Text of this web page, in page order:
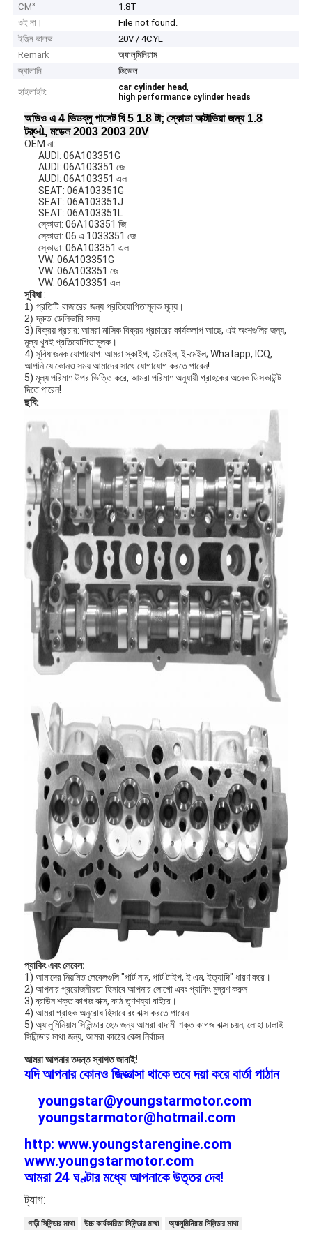
বাড়ি
পণ্য
ভিডিও
আমাদের সম্বন্ধে
কারখানা পরিদর্শন
গুণমান নিয়ন্ত্রণ
আমাদের সাথে যোগাযোগ
এখন চ্যাট
ইঞ্জিন সিলিন্ডার ব্লক
সম্পূর্ণ সিলিন্ডার হেড
ইঞ্জিন ক্র্যাংকশফ্ট
CM³
1.8T
ওই না।
File not found.
ইঞ্জিন ভালভ
20V / 4CYL
Remark
অ্যালুমিনিয়াম
জ্বালানি
ডিজেল
হাইলাইট:
car cylinder head,
high performance cylinder heads
অডিও এ 4 ভিডব্লু পাসেট বি 5 1.8 টা; স্কোডা অক্টাভিয়া জন্য 1.8
টর্બો, মডেল 2003 2003 20V
OEM না:
AUDI: 06A103351G
AUDI: 06A103351 জে
AUDI: 06A103351 এল
SEAT: 06A103351G
SEAT: 06A103351J
SEAT: 06A103351L
স্কোডা: 06A103351 জি
স্কোডা: 06 এ 1033351 জে
স্কোডা: 06A103351 এল
VW: 06A103351G
VW: 06A103351 জে
VW: 06A103351 এল
সুবিধা:
1) প্রতিটি বাজারের জন্য প্রতিযোগিতামূলক মূল্য।
2) দ্রুত ডেলিভারি সময়
3) বিক্রয় প্রচার: আমরা মাসিক বিক্রয় প্রচারের কার্যকলাপ আছে, এই অংশগুলির জন্য,
মূল্য খুবই প্রতিযোগিতামূলক।
4) সুবিধাজনক যোগাযোগ: আমরা স্কাইপ, হটমেইল, ই-মেইল; Whatapp, ICQ,
আপনি যে কোনও সময় আমাদের সাথে যোগাযোগ করতে পারেন!
5) মূল্য পরিমাণ উপর ভিত্তি করে, আমরা পরিমাণ অনুযায়ী গ্রাহকের অনেক ডিসকাউন্ট
দিতে পারেন!
ছবি:
প্যাকিং এবং লেবেল:
1) আমাদের নিয়মিত লেবেলগুলি "পার্ট নাম, পার্ট টাইপ, ই এম, ইত্যাদি" ধারণ করে।
2) আপনার প্রয়োজনীয়তা হিসাবে আপনার লোগো এবং প্যাকিং মুদ্রণ করুন
3) ব্রাউন শক্ত কাগজ বাক্স, কাঠ তৃণশয্যা বাইরে।
4) আমরা গ্রাহক অনুরোধ হিসাবে রং বাক্স করতে পারেন
5) অ্যালুমিনিয়াম সিলিন্ডার হেড জন্য আমরা বাদামী শক্ত কাগজ বাক্স চয়ন; লোহা ঢালাই
সিলিন্ডার মাথা জন্য, আমরা কাঠের কেস নির্বাচন
আমরা আপনার তদন্ত স্বাগত জানাই!
যদি আপনার কোনও জিজ্ঞাসা থাকে তবে দয়া করে বার্তা পাঠান
youngstar@youngstarmotor.com
youngstarmotor@hotmail.com
http: www.youngstarengine.com
www.youngstarmotor.com
আমরা 24 ঘণ্টার মধ্যে আপনাকে উত্তর দেব!
ট্যাগ:
গাড়ী সিলিন্ডার মাথা উচ্চ কার্যকারিতা সিলিন্ডার মাথা অ্যালুমিনিয়াম সিলিন্ডার মাথা